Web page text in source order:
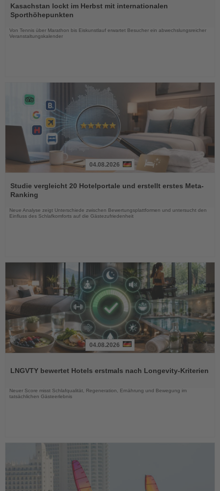
Sie
die
Nachrichten
Kasachstan lockt im Herbst mit internationalen
Sporthöhepunkten
Von Tennis über Marathon bis Eiskunstlauf erwartet Besucher ein abwechslungsreicher
Veranstaltungskalender
Sie
die
Nachrichten
04.08.2026
Studie vergleicht 20 Hotelportale und erstellt erstes Meta-
Ranking
Neue Analyse zeigt Unterschiede zwischen Bewertungsplattformen und untersucht den
Einfluss des Schlafkomforts auf die Gästezufriedenheit
die
04.08.2026
LNGVTY bewertet Hotels erstmals nach Longevity-Kriterien
Neuer Score misst Schlafqualität, Regeneration, Ernährung und Bewegung im
tatsächlichen Gästeerlebnis